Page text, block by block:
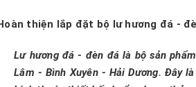
thiện lắp đặt bộ lư hương đá -
Lư hương đá - đèn đá là bộ sản
Lâm - Bình Xuyên - Hải Dương. Đây